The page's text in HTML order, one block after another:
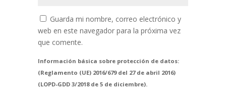
Guarda mi nombre, correo electrónico y
web en este navegador para la próxima vez
que comente.
Información básica sobre protección de datos:
(Reglamento (UE) 2016/679 del 27 de abril 2016)
(LOPD-GDD 3/2018 de 5 de diciembre).